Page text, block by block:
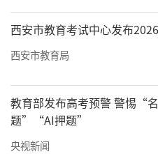
担任市、县人大代表
督员，共为人大、政协
为县委、县政府依法
野，贡献了“新”智
花）
西安市教育考试中心发布
西安市教育局
教育部发布高考预警 警惕“
题”“AI押题”
央视新闻